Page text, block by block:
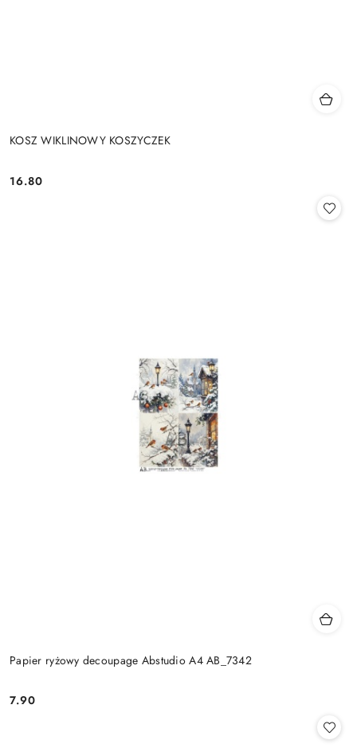
KOSZ WIKLINOWY KOSZYCZEK
Cena:
16.80
Papier ryżowy decoupage Abstudio A4 AB_7342
Cena:
7.90